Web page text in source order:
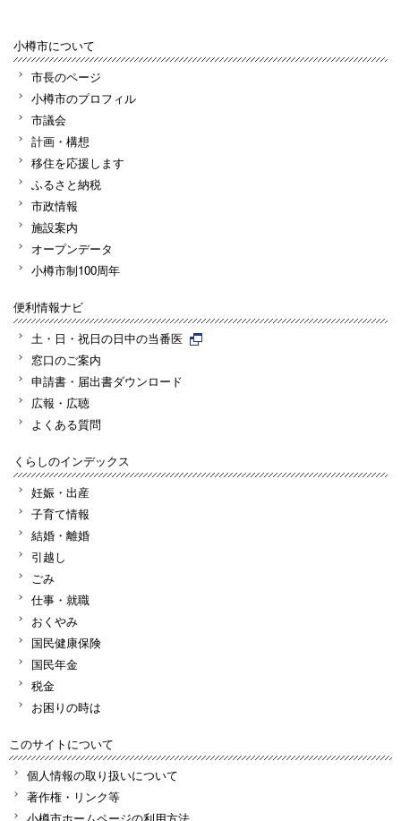
小樽市について
市長のページ
小樽市のプロフィル
市議会
計画・構想
移住を応援します
ふるさと納税
市政情報
施設案内
オープンデータ
小樽市制100周年
便利情報ナビ
土・日・祝日の日中の当番医
窓口のご案内
申請書・届出書ダウンロード
広報・広聴
よくある質問
くらしのインデックス
妊娠・出産
子育て情報
結婚・離婚
引越し
ごみ
仕事・就職
おくやみ
国民健康保険
国民年金
税金
お困りの時は
このサイトについて
個人情報の取り扱いについて
著作権・リンク等